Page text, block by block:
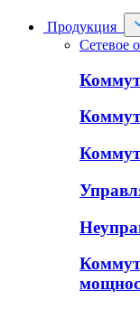
Продукция
Сетевое